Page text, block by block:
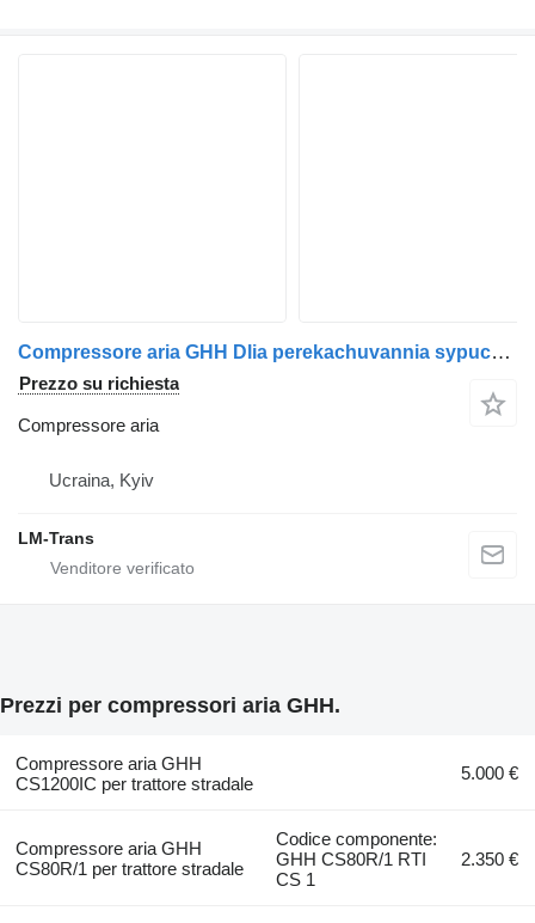
Compressore aria GHH Dlia perekachuvannia sypuchykh materialiv per trattore stradale Drum
Prezzo su richiesta
Compressore aria
Ucraina, Kyiv
LM-Trans
Prezzi per compressori aria GHH.
Compressore aria GHH
CS1200IC per trattore stradale
5.000 €
Compressore aria GHH
CS80R/1 per trattore stradale
Codice componente:
GHH CS80R/1 RTI
CS 1
2.350 €